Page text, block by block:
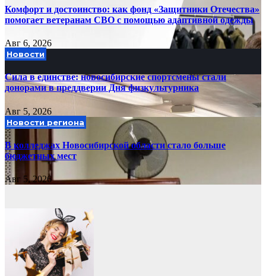
Комфорт и достоинство: как фонд «Защитники Отечества»
помогает ветеранам СВО с помощью адаптивной одежды
Авг 6, 2026
Новости
Сила в единстве: новосибирские спортсмены стали
донорами в преддверии Дня физкультурника
Авг 5, 2026
Новости региона
В колледжах Новосибирской области стало больше
бюджетных мест
Авг 5, 2026